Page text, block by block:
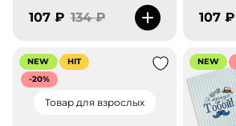
107 ₽ 134 ₽ 107 ₽
Товар для взрослых
NEW
HIT
-20%
NEW